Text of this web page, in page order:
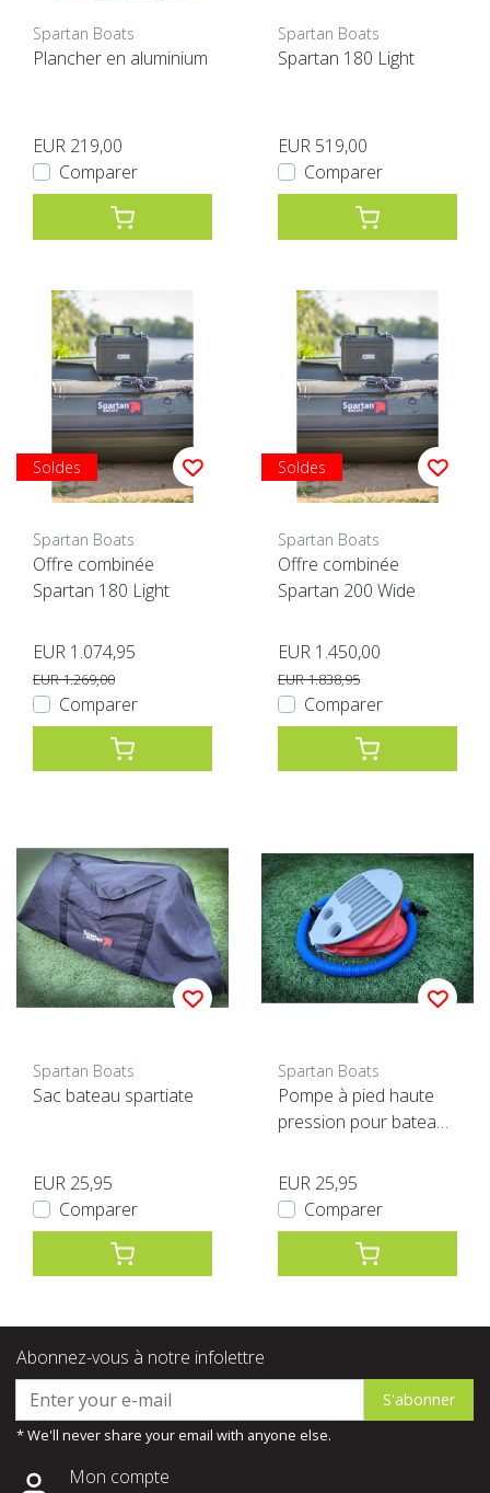
Spartan Boats
Plancher en aluminium
EUR 219,00
Comparer
Spartan Boats
Spartan 180 Light
EUR 519,00
Comparer
Soldes
Spartan Boats
Offre combinée
Spartan 180 Light
EUR 1.074,95
EUR 1.269,00
Comparer
Soldes
Spartan Boats
Offre combinée
Spartan 200 Wide
EUR 1.450,00
EUR 1.838,95
Comparer
Spartan Boats
Sac bateau spartiate
EUR 25,95
Comparer
Spartan Boats
Pompe à pied haute
pression pour bateaux
EUR 25,95
Comparer
Abonnez-vous à notre infolettre
S'abonner
* We'll never share your email with anyone else.
Mon compte